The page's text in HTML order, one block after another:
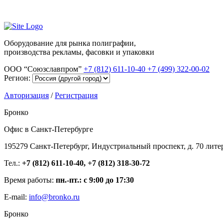
Оборудование для рынка полиграфии,
производства рекламы, фасовки и упаковки
ООО “Союзславпром” +7 (812) 611-10-40 +7 (499) 322-00-02
Регион:
Авторизация /Регистрация
Бронко
Офис в Санкт-Петербурге
195279 Санкт-Петербург, Индустриальный проспект, д. 70
Тел.: +7 (812) 611-10-40, +7 (812) 318-30-72
Время работы: пн.-пт.: с 9:00 до 17:30
E-mail: info@bronko.ru
Бронко